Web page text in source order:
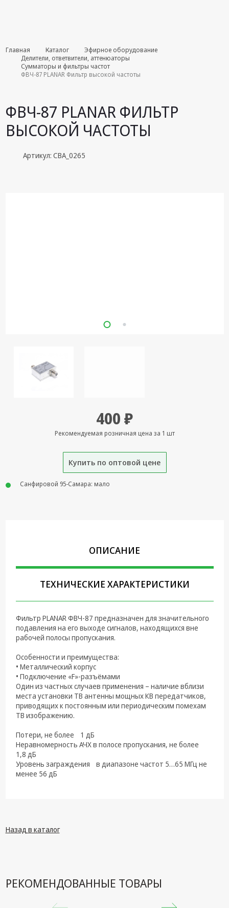
Комплекты
августа
Эфирное
Android TV
приставки
Блоки питания,
адаптеры
оборудование
Шнуры,
Мобильные
Аудиотехника
Инструменты
оборудование и
Телефония
Климатическая
Электрика
Товары для
дома и Бытовая
техника
Компьютерные
комплектующие
Системы
безопасности
Главная Каталог
Эфирное оборудование
Делители, ответвители, аттенюаторы
Сумматоры и фильтры частот
ФВЧ-87 PLANAR Фильтр высокой частоты
ФВЧ-87 PLANAR ФИЛЬТР
ВЫСОКОЙ ЧАСТОТЫ
Артикул: СВА_0265
400 ₽
Рекомендуемая розничная цена за 1 шт
Купить по оптовой цене
Санфировой 95-Самара: мало
ОПИСАНИЕ
ТЕХНИЧЕСКИЕ ХАРАКТЕРИСТИКИ
Фильтр PLANAR ФВЧ-87 предназначен для значительного
подавления на его выходе сигналов, находящихся вне
рабочей полосы пропускания.
Особенности и преимущества:
• Металлический корпус
• Подключение «F»-разъёмами
Один из частных случаев применения – наличие вблизи
места установки ТВ антенны мощных КВ передатчиков,
приводящих к постоянным или периодическим помехам
ТВ изображению.
Потери, не более 1 дБ
Неравномерность АЧХ в полосе пропускания, не более
1,8 дБ
Уровень заграждения в диапазоне частот 5…65 МГц не
менее 56 дБ
Назад в каталог
РЕКОМЕНДОВАННЫЕ ТОВАРЫ